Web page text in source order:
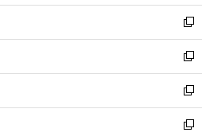
開
く
ウ
で
開
く
ン
ド
ウ
で
開
く
ウ
ィ
ン
ド
ウ
で
開
く
新
し
い
ウ
ィ
ン
ド
新
し
い
ウ
ィ
新
し
い
新